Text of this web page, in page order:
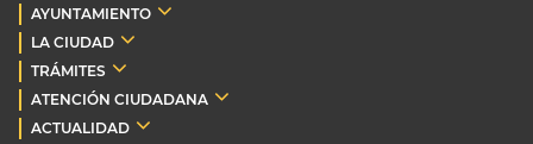
AYUNTAMIENTO
LA CIUDAD
TRÁMITES
ATENCIÓN CIUDADANA
ACTUALIDAD